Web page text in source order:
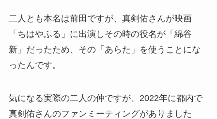
二人とも本名は前田ですが、真剣佑さんが映画
「ちはやふる」に出演しその時の役名が「綿谷
新」だったため、その「あらた」を使うことにな
ったんです。
気になる実際の二人の仲ですが、2022年に都内で
真剣佑さんのファンミーティングがありました